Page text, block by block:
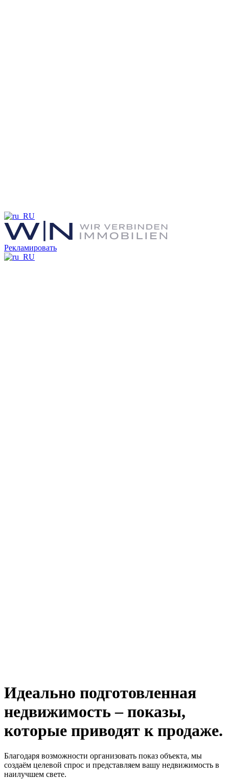
Рекламировать
Идеально подготовленная
недвижимость – показы,
которые приводят к продаже.
Благодаря возможности организовать показ объекта, мы
создаём целевой спрос и представляем вашу недвижимость в
наилучшем свете.